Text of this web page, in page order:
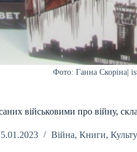
Фото: Ганна Скоріна|
військовими про війну,
Війна, Книги,